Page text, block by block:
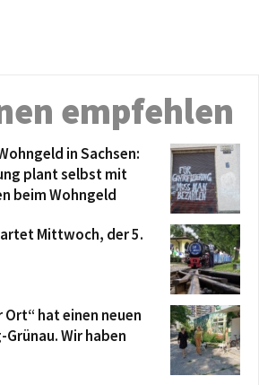
empfehlen
in Sachsen:
plant selbst mit
beim Wohngeld
Mittwoch, der 5.
hat einen neuen
Wir haben